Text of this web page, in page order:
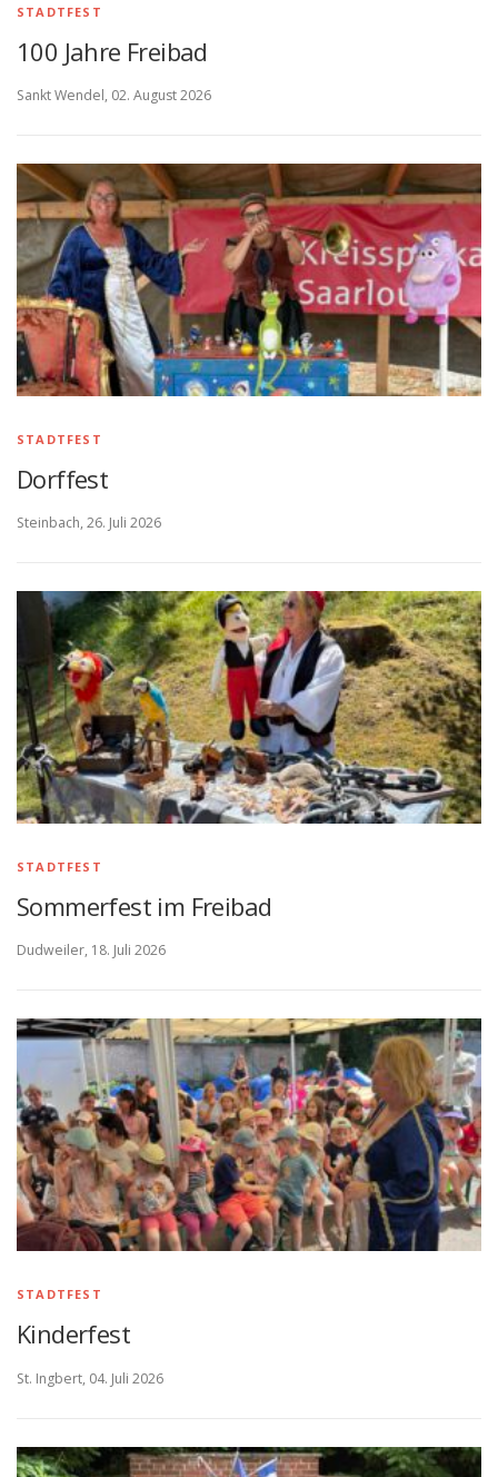
l
e
i
e
STADTFEST
100 Jahre Freibad
Sankt Wendel, 02. August 2026
STADTFEST
Dorffest
Steinbach, 26. Juli 2026
STADTFEST
Sommerfest im Freibad
Dudweiler, 18. Juli 2026
STADTFEST
Kinderfest
St. Ingbert, 04. Juli 2026